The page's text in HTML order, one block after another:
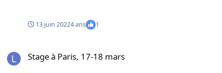
13 juin 20224 ans 1
Stage à Paris, 17-18 mars